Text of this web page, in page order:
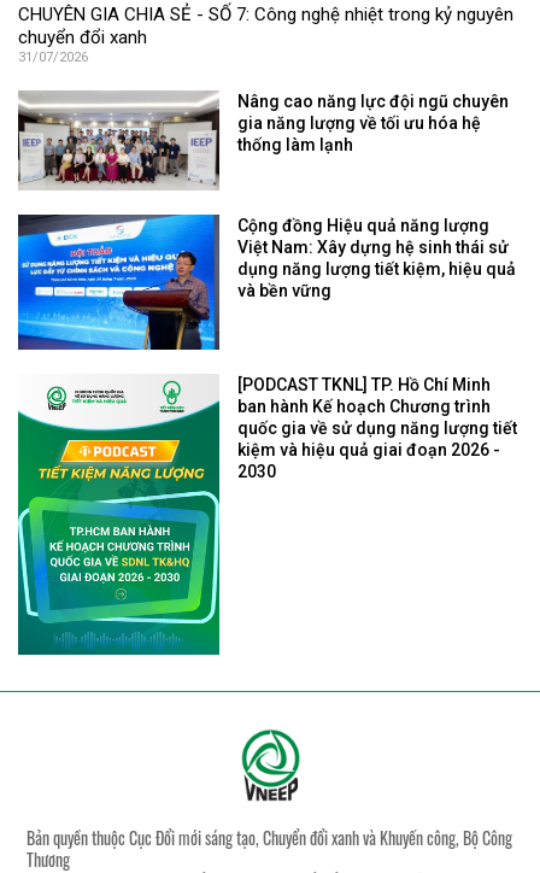
CHUYÊN GIA CHIA SẺ - SỐ 7: Công nghệ nhiệt trong kỷ nguyên
chuyển đổi xanh
31/07/2026
Nâng cao năng lực đội ngũ chuyên
gia năng lượng về tối ưu hóa hệ
thống làm lạnh
Cộng đồng Hiệu quả năng lượng
Việt Nam: Xây dựng hệ sinh thái sử
dụng năng lượng tiết kiệm, hiệu quả
và bền vững
[PODCAST TKNL] TP. Hồ Chí Minh
ban hành Kế hoạch Chương trình
quốc gia về sử dụng năng lượng tiết
kiệm và hiệu quả giai đoạn 2026 -
2030
Bản quyền thuộc Cục Đổi mới sáng tạo, Chuyển đổi xanh và Khuyến công, Bộ Công
Thương